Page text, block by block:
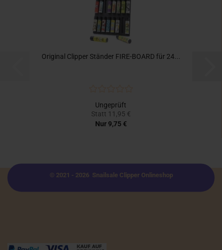
Original Clipper Ständer FIRE-BOARD für 24...
Ungeprüft
Statt 11,95 €
Nur 9,75 €
© 2021 - 2026 Snailsale Clipper Onlineshop